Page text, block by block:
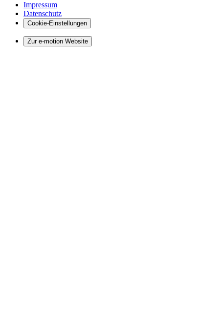
Impressum
Datenschutz
Cookie-Einstellungen
Zur e-motion Website